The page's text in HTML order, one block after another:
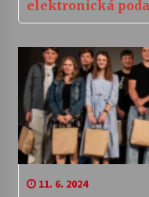
elektronická
11. 6. 2024